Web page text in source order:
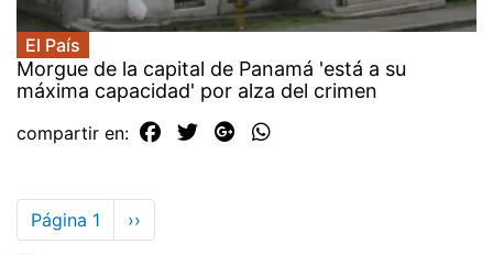
El País
Morgue de la capital de Panamá 'está a su
máxima capacidad' por alza del crimen
compartir en:
Paginación
Página 1
Siguiente
página
››